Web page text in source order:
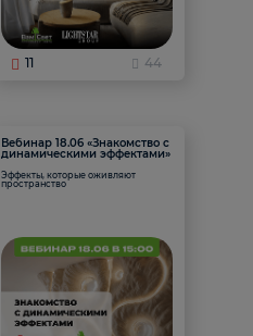
11 44
Вебинар 18.06 «Знакомство с
динамическими эффектами»
Эффекты, которые оживляют
пространство